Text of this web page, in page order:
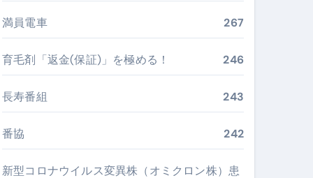
すめ・選び方・洗い方・Q&Aまで
たの寝室に最適解を出す快眠ガイド
足腰と体幹”を育てる選び方＆続け方ガイド
満員電車 267
育毛剤「返金(保証)」を極める！ 246
長寿番組 243
番協 242
新型コロナウイルス変異株（オミクロン株）患